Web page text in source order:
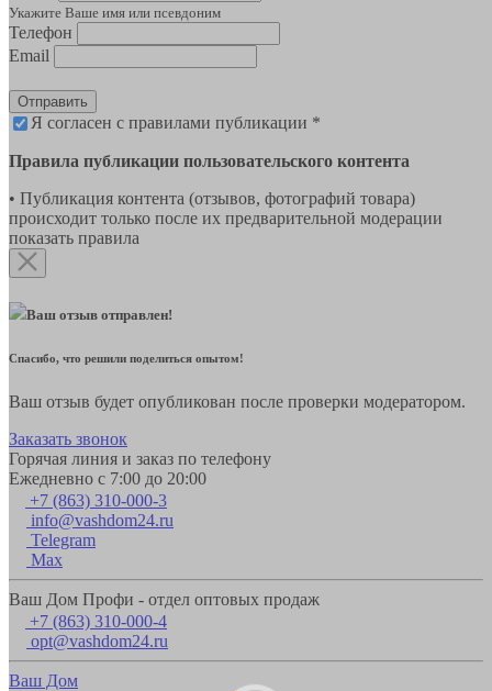
Укажите Ваше имя или псевдоним
Телефон
Email
Отправить
Я согласен с правилами публикации *
Правила публикации пользовательского контента
• Публикация контента (отзывов, фотографий товара)
происходит только после их предварительной модерации
показать правила
Ваш отзыв отправлен!
Спасибо, что решили поделиться опытом!
Ваш отзыв будет опубликован после проверки модератором.
Заказать звонок
Горячая линия и заказ по телефону
Ежедневно с 7:00 до 20:00
+7 (863) 310-000-3
info@vashdom24.ru
Telegram
Max
Ваш Дом Профи - отдел оптовых продаж
+7 (863) 310-000-4
opt@vashdom24.ru
Ваш Дом